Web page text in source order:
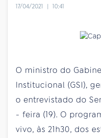
17/04/2021 | 10:41
O ministro do
Institucional (GSI),
o entrevistado do
- feira (19). O
vivo, às 21h30, dos